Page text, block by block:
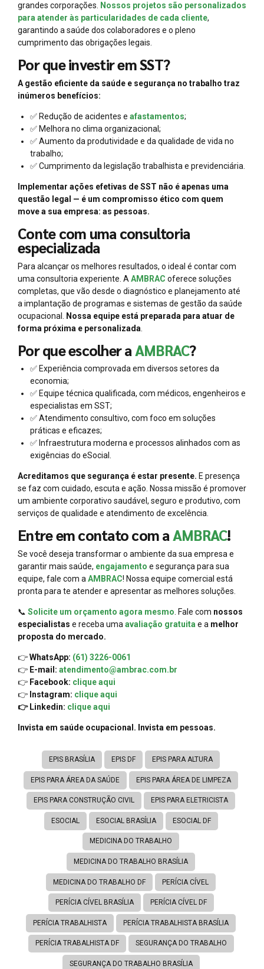
grandes corporações.
Nossos projetos são personalizados
para atender às particularidades de cada cliente,
garantindo a saúde dos colaboradores e o pleno
cumprimento das obrigações legais.
Por que investir em SST?
A gestão eficiente da saúde e segurança no trabalho traz
inúmeros benefícios:
✅ Redução de acidentes e afastamentos;
✅ Melhora no clima organizacional;
✅ Aumento da produtividade e da qualidade de vida no
trabalho;
✅ Cumprimento da legislação trabalhista e previdenciária.
Implementar ações efetivas de SST não é apenas uma
questão legal — é um compromisso ético com quem
move a sua empresa: as pessoas.
Conte com uma consultoria
especializada
Para alcançar os melhores resultados, o ideal é contar com
uma consultoria experiente. A AMBRAC oferece soluções
completas, que vão desde o diagnóstico e planejamento até
a implantação de programas e sistemas de gestão da saúde
ocupacional. Nossa equipe está preparada para atuar de
forma próxima e personalizada
Por que escolher aAMBRAC?
✅ Experiência comprovada em diversos setores da
economia;
✅ Equipe técnica qualificada, com médicos, engenheiros e
especialistas em SST;
✅ Atendimento consultivo, com foco em soluções
práticas e eficazes;
✅ Infraestrutura moderna e processos alinhados com as
exigências do eSocial.
Acreditamos que segurança é estar presente. E presença
se faz com cuidado, escuta e ação. Nossa missão é promover
um ambiente corporativo saudável, seguro e produtivo, com
serviços de qualidade e atendimento de excelência.
Entre em contato com aAMBRAC!
Se você deseja transformar o ambiente da sua empresa e
garantir mais saúde, engajamento e segurança para sua
equipe, fale com aAMBRAC! Nossa equipe comercial está
pronta para te atender e apresentar as melhores soluções.
📞 Solicite um orçamento agora mesmo. Fale com nossos
especialistas e receba umaavaliação gratuitae a melhor
proposta do mercado.
👉WhatsApp: (61) 3226-0061
👉 E-mail: atendimento@ambrac.com.br
👉 Facebook: clique aqui
👉 Instagram: clique aqui
👉 Linkedin: clique aqui
Invista em saúde ocupacional. Invista em pessoas.
EPIS BRASÍLIA EPIS DF EPIS PARA ALTURA
EPIS PARA ÁREA DA SAÚDE EPIS PARA ÁREA DE LIMPEZA
EPIS PARA CONSTRUÇÃO CIVIL EPIS PARA ELETRICISTA
ESOCIAL ESOCIAL BRASÍLIA ESOCIAL DF
MEDICINA DO TRABALHO
MEDICINA DO TRABALHO BRASÍLIA
MEDICINA DO TRABALHO DF PERÍCIA CÍVEL
PERÍCIA CÍVEL BRASÍLIA PERÍCIA CÍVEL DF
PERÍCIA TRABALHISTA PERÍCIA TRABALHISTA BRASÍLIA
PERÍCIA TRABALHISTA DF SEGURANÇA DO TRABALHO
SEGURANÇA DO TRABALHO BRASÍLIA